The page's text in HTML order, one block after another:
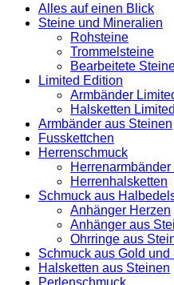
Alles auf einen Blick
Steine und Mineralien
Rohsteine
Trommelsteine
Bearbeitete
Limited Edition
Armbänder
Halsketten
Armbänder aus Steinen
Fusskettchen
Herrenschmuck
Herrenhalsketten
Schmuck aus
Anhänger Herzen
Anhänger aus
Ohrringe aus
Schmuck aus Gold
Halsketten aus Steinen
Perlenschmuck